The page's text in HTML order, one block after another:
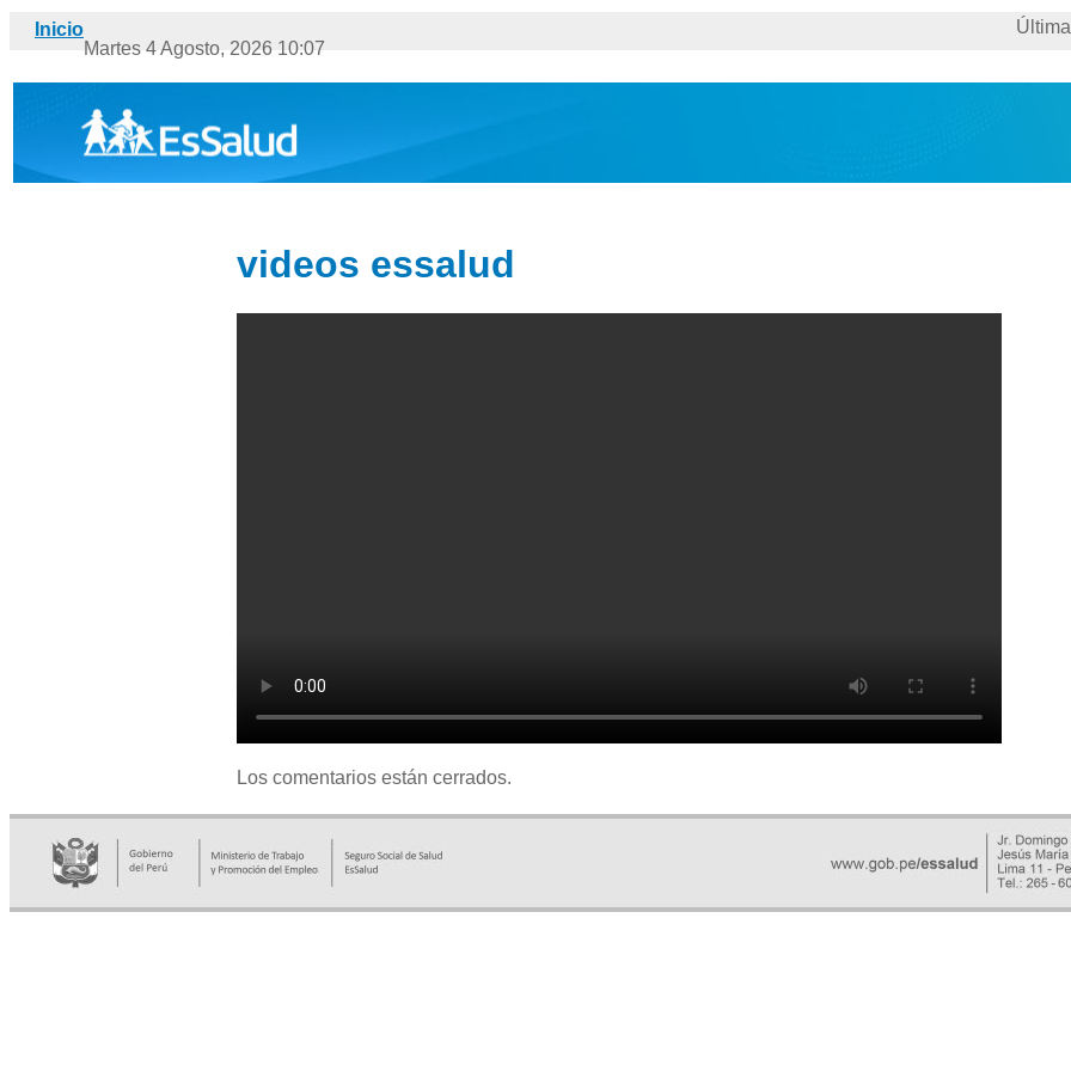
Inicio Última
Martes 4 Agosto, 2026 10:07
videos essalud
Los comentarios están cerrados.